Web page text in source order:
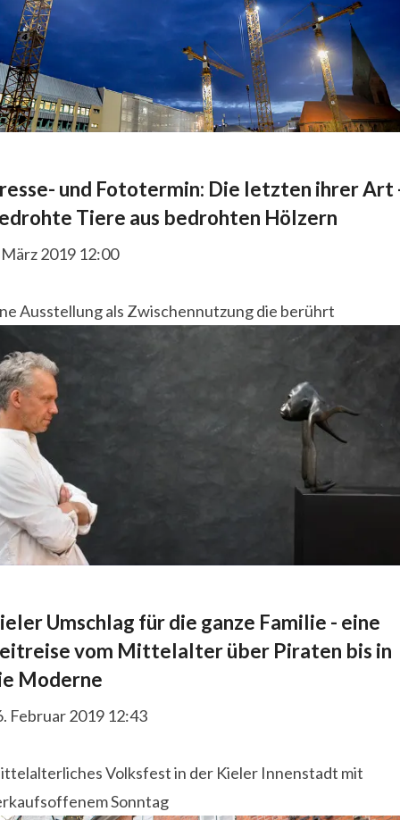
und Fototermin: Die letzten ihrer Art
Tiere aus bedrohten Hölzern
2019 12:00
Ausstellung als Zwischennutzung die berührt
Umschlag für die ganze Familie - eine
vom Mittelalter über Piraten bis in
Moderne
Februar 2019 12:43
Volksfest in der Kieler Innenstadt mit
Sonntag